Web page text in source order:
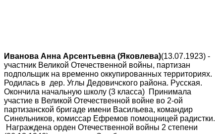
Иванова Анна Арсентьевна (Яковлева)(13.07.1923) -
участник Великой Отечественной войны, партизан
подпольщик на временно оккупированных территориях.
Родилась в дер. Углы Дедовичского района. Русская.
Окончила начальную школу (3 класса) Принимала
участие в Великой Отечественной войне во 2-ой
партизанской бригаде имени Васильева, командир
Синельников, комиссар Ефремов помощницей радистки.
Награждена орден Отечественной войны 2 степени